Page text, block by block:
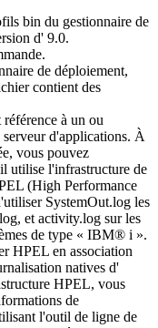
bin du gestionnaire de
d' 9.0.
de déploiement,
contient des
à un ou
d'applications. À
vous pouvez
utilise l'infrastructure de
(High Performance
SystemOut.log les
, et activity.log sur les
de type « IBM® i ».
HPEL en association
natives d'
HPEL, vous
de
l'outil de ligne de